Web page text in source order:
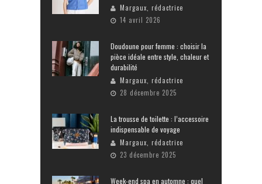
Margaux, rédactrice
14 avril 2026
Doudoune pour femme : choisir la
pièce idéale entre style, chaleur et
durabilité
Margaux, rédactrice
28 décembre 2025
La trousse de toilette : l’accessoire
indispensable de voyage
Margaux, rédactrice
23 décembre 2025
Week-end spa en automne : quel